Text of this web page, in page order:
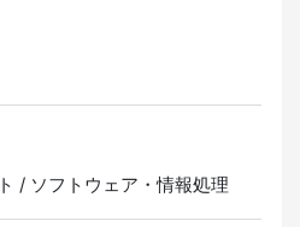
ルを⼿に⼊れたい⽅。
ことが苦にならない⽅。
プしたい、ステップアップし
カス機構設計
はずです。
/ ソフトウェア・情報処理